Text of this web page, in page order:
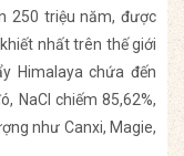
250 triệu năm, được
nhất trên thế giới
Himalaya chứa đến
NaCl chiếm 85,62%,
như Canxi, Magie,